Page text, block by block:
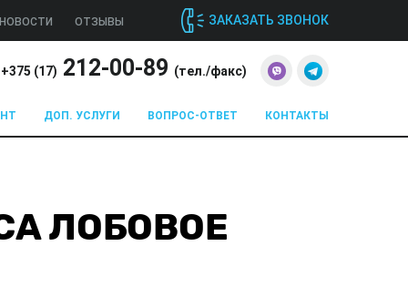
НОВОСТИ ОТЗЫВЫ ЗАКАЗАТЬ ЗВОНОК
+375 (17) 212-00-89 (тел./факс)
ДОП. УСЛУГИ ВОПРОС-ОТВЕТ КОНТАКТЫ
ЛОБОВОЕ